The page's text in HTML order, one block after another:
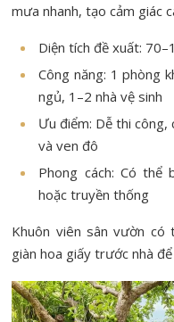
mưa nhanh, tạo cảm giác
Diện tích đề xuất:
Công năng: 1 phòng
ngủ, 1–2 nhà vệ sinh
Ưu điểm: Dễ thi
và ven đô
Phong cách: Có thể
hoặc truyền thống
Khuôn viên sân vườn
giàn hoa giấy trước nhà